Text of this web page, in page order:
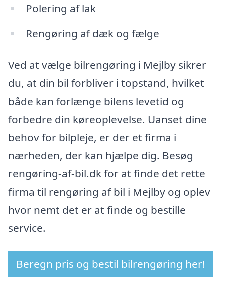
Polering af lak
Rengøring af dæk og fælge
Ved at vælge bilrengøring i Mejlby sikrer
du, at din bil forbliver i topstand, hvilket
både kan forlænge bilens levetid og
forbedre din køreoplevelse. Uanset dine
behov for bilpleje, er der et firma i
nærheden, der kan hjælpe dig. Besøg
rengøring-af-bil.dk for at finde det rette
firma til rengøring af bil i Mejlby og oplev
hvor nemt det er at finde og bestille
service.
Beregn pris og bestil bilrengøring her!